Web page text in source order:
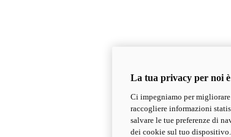
La tua privacy per noi
Ci impegniamo per
raccogliere informazioni
salvare le tue preferenze di
dei cookie sul tuo